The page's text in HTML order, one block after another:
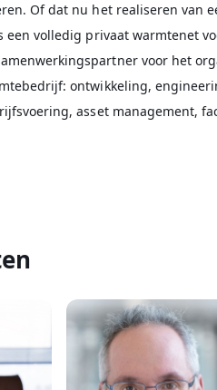
Of dat nu het realiseren van
een volledig privaat warmtenet
voor het
ontwikkeling,
asset management,